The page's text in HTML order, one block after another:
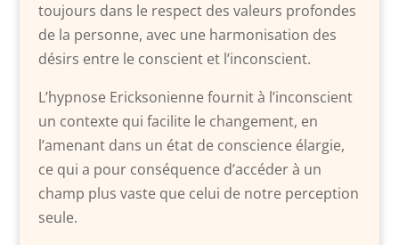
toujours dans le respect des valeurs profondes
de la personne, avec une harmonisation des
désirs entre le conscient et l’inconscient.
L’hypnose Ericksonienne fournit à l’inconscient
un contexte qui facilite le changement, en
l’amenant dans un état de conscience élargie,
ce qui a pour conséquence d’accéder à un
champ plus vaste que celui de notre perception
seule.